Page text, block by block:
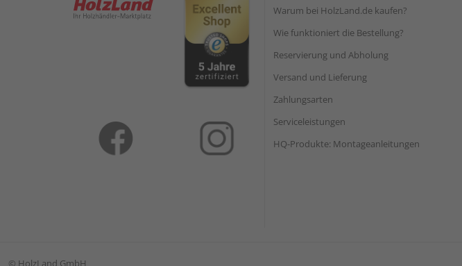
Warum bei HolzLand.de kaufen?
Wie funktioniert die Bestellung?
Reservierung und Abholung
Versand und Lieferung
Zahlungsarten
Serviceleistungen
HQ-Produkte: Montageanleitungen
© HolzLand GmbH